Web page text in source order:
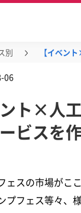
別 【イベン
06
ント×人
ビスを
ェスの市場がこ
プフェス等々、